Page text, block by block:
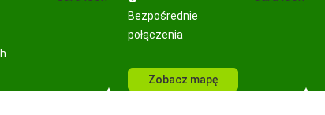
Bezpośrednie
połączenia
Zobacz mapę